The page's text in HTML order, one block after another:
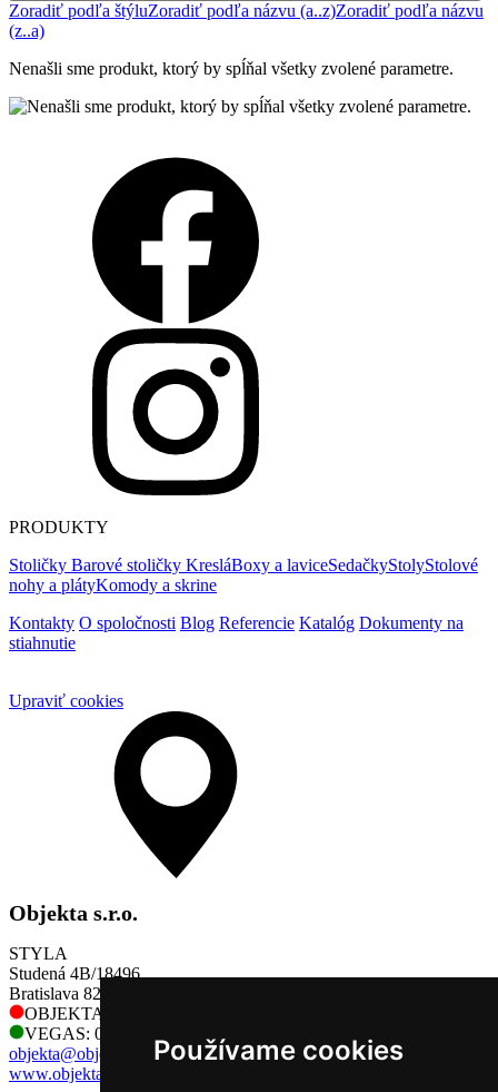
Používame cookies
Zoradiť podľa štýluZoradiť podľa názvu (a..z)Zoradiť podľa názvu
(z..a)
Nenašli sme produkt, ktorý by spĺňal všetky zvolené parametre.
PRODUKTY
Stoličky Barové stoličky KresláBoxy a laviceSedačkyStolyStolové
nohy a plátyKomody a skrine
Kontakty O spoločnosti Blog Referencie Katalóg Dokumenty na
stiahnutie
Upraviť cookies
Objekta s.r.o.
STYLA
Studená 4B/18496
Bratislava 821 04
OBJEKTA: 0905 730 128
VEGAS: 0905 730 128
objekta@objekta.sk
www.objekta.sk